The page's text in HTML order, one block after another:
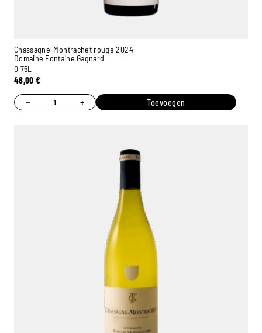
Chassagne-Montrachet rouge 2024
Domaine Fontaine Gagnard
0,75L
48,00€
− + Toevoegen